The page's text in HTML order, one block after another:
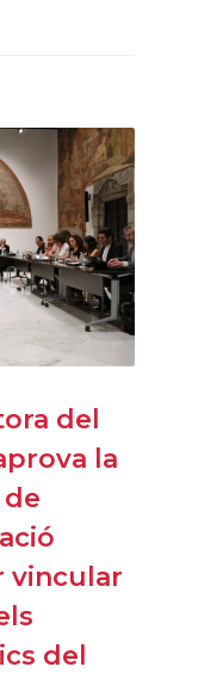
del
la
vincular
del